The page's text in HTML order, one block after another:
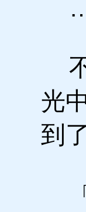
不
光
到
「